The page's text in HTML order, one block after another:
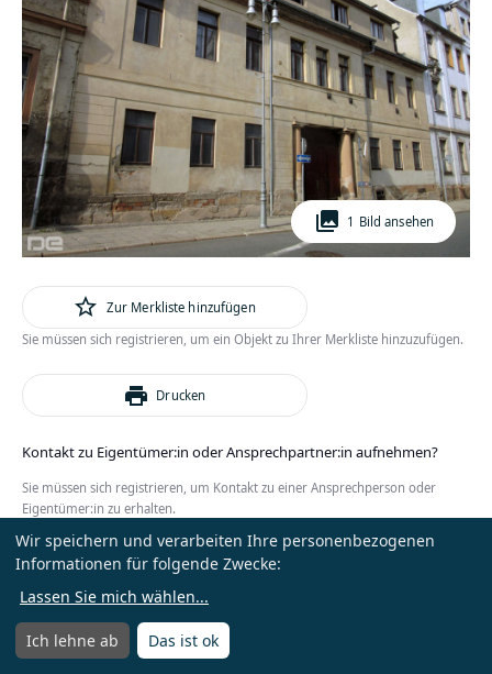
Menü öffnen
photo_library 1 Bild ansehen
star_outline Zur Merkliste hinzufügen
Sie müssen sich registrieren, um ein Objekt zu Ihrer Merkliste hinzuzufügen.
print Drucken
Kontakt zu Eigentümer:in oder Ansprechpartner:in aufnehmen?
Sie müssen sich registrieren, um Kontakt zu einer Ansprechperson oder
Eigentümer:in zu erhalten.
Anmelden oder Kostenlos registrieren
Wir speichern und verarbeiten Ihre personenbezogenen
Informationen für folgende Zwecke:
Lassen Sie mich wählen...
Ich lehne ab Das ist ok